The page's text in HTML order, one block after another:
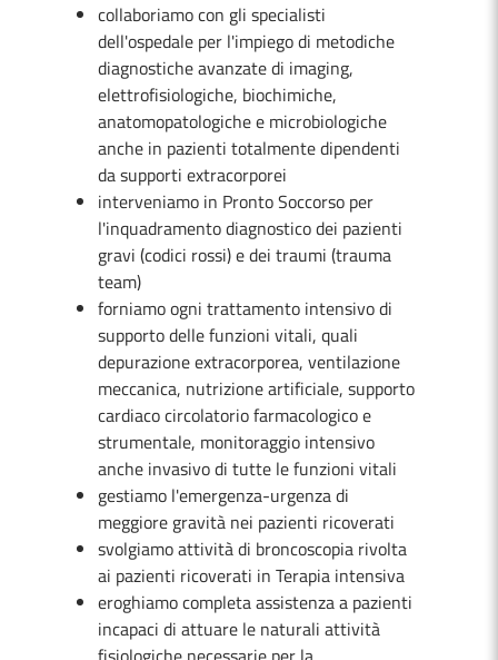
collaboriamo con gli specialisti
dell'ospedale per l'impiego di metodiche
diagnostiche avanzate di imaging,
elettrofisiologiche, biochimiche,
anatomopatologiche e microbiologiche
anche in pazienti totalmente dipendenti
da supporti extracorporei
interveniamo in Pronto Soccorso per
l'inquadramento diagnostico dei pazienti
gravi (codici rossi) e dei traumi (trauma
team)
forniamo ogni trattamento intensivo di
supporto delle funzioni vitali, quali
depurazione extracorporea, ventilazione
meccanica, nutrizione artificiale, supporto
cardiaco circolatorio farmacologico e
strumentale, monitoraggio intensivo
anche invasivo di tutte le funzioni vitali
gestiamo l'emergenza-urgenza di
meggiore gravità nei pazienti ricoverati
svolgiamo attività di broncoscopia rivolta
ai pazienti ricoverati in Terapia intensiva
eroghiamo completa assistenza a pazienti
incapaci di attuare le naturali attività